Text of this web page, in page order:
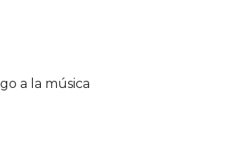
a la música